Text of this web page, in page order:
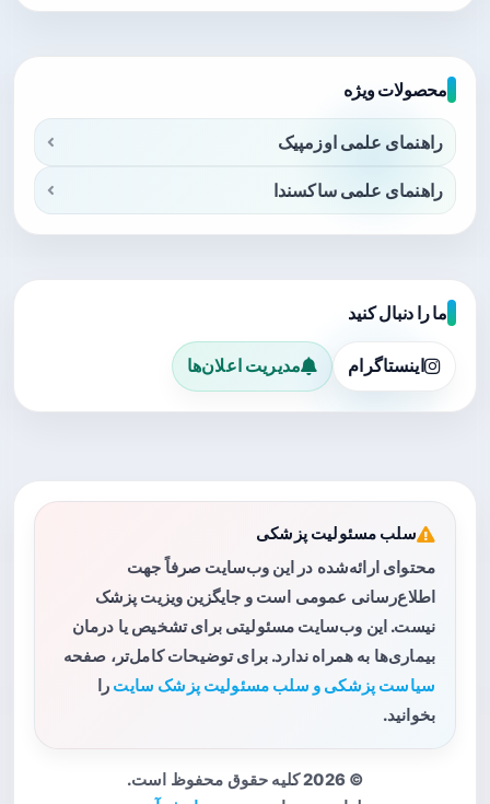
محصولات ویژه
راهنمای علمی اوزمپیک
راهنمای علمی ساکسندا
ما را دنبال کنید
اینستاگرام مدیریت اعلان‌ها
سلب مسئولیت پزشکی
محتوای ارائه‌شده در این وب‌سایت صرفاً جهت
اطلاع‌رسانی عمومی است و جایگزین ویزیت پزشک
نیست. این وب‌سایت مسئولیتی برای تشخیص یا درمان
بیماری‌ها به همراه ندارد. برای توضیحات کامل‌تر، صفحه
سیاست پزشکی و سلب مسئولیت پزشک سایت را
بخوانید.
© 2026 کلیه حقوق محفوظ است.